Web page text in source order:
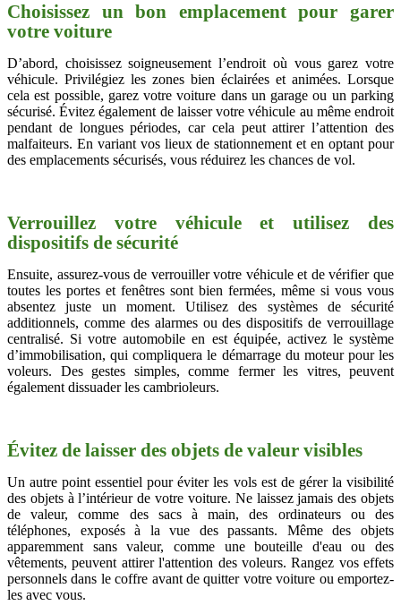
Choisissez un bon emplacement pour garer
votre voiture
D’abord, choisissez soigneusement l’endroit où vous garez votre
véhicule. Privilégiez les zones bien éclairées et animées. Lorsque
cela est possible, garez votre voiture dans un garage ou un parking
sécurisé. Évitez également de laisser votre véhicule au même endroit
pendant de longues périodes, car cela peut attirer l’attention des
malfaiteurs. En variant vos lieux de stationnement et en optant pour
des emplacements sécurisés, vous réduirez les chances de vol.
Verrouillez votre véhicule et utilisez des
dispositifs de sécurité
Ensuite, assurez-vous de verrouiller votre véhicule et de vérifier que
toutes les portes et fenêtres sont bien fermées, même si vous vous
absentez juste un moment. Utilisez des systèmes de sécurité
additionnels, comme des alarmes ou des dispositifs de verrouillage
centralisé. Si votre automobile en est équipée, activez le système
d’immobilisation, qui compliquera le démarrage du moteur pour les
voleurs. Des gestes simples, comme fermer les vitres, peuvent
également dissuader les cambrioleurs.
Évitez de laisser des objets de valeur visibles
Un autre point essentiel pour éviter les vols est de gérer la visibilité
des objets à l’intérieur de votre voiture. Ne laissez jamais des objets
de valeur, comme des sacs à main, des ordinateurs ou des
téléphones, exposés à la vue des passants. Même des objets
apparemment sans valeur, comme une bouteille d'eau ou des
vêtements, peuvent attirer l'attention des voleurs. Rangez vos effets
personnels dans le coffre avant de quitter votre voiture ou emportez-
les avec vous.